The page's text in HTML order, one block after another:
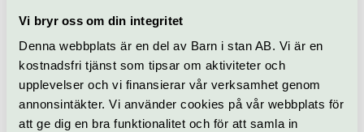
Vi bryr oss om din integritet
Denna webbplats är en del av Barn i stan AB. Vi är en
kostnadsfri tjänst som tipsar om aktiviteter och
upplevelser och vi finansierar vår verksamhet genom
annonsintäkter. Vi använder cookies på vår webbplats för
att ge dig en bra funktionalitet och för att samla in
Bakom kulisserna på
ett världsarv